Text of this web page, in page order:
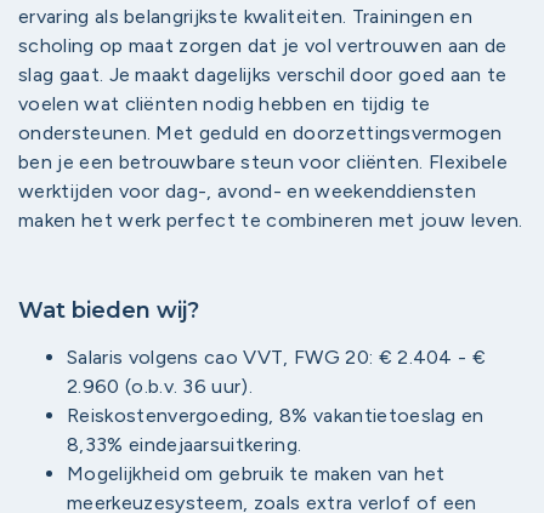
ervaring als belangrijkste kwaliteiten. Trainingen en
scholing op maat zorgen dat je vol vertrouwen aan de
slag gaat. Je maakt dagelijks verschil door goed aan te
voelen wat cliënten nodig hebben en tijdig te
ondersteunen. Met geduld en doorzettingsvermogen
ben je een betrouwbare steun voor cliënten. Flexibele
werktijden voor dag-, avond- en weekenddiensten
maken het werk perfect te combineren met jouw leven.
Wat bieden wij?
Salaris volgens cao VVT, FWG 20: € 2.404 - €
2.960 (o.b.v. 36 uur).
Reiskostenvergoeding, 8% vakantietoeslag en
8,33% eindejaarsuitkering.
Mogelijkheid om gebruik te maken van het
meerkeuzesysteem, zoals extra verlof of een